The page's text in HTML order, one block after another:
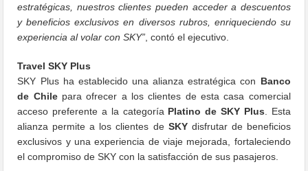
estratégicas, nuestros clientes pueden acceder a descuentos
y beneficios exclusivos en diversos rubros, enriqueciendo su
experiencia al volar con SKY” , contó el ejecutivo.
Travel SKY Plus
SKY Plus ha establecido una alianza estratégica con Banco
de Chilepara ofrecer a los clientes de esta casa comercial
acceso preferente a la categoría Platino de SKY Plus . Esta
alianza permite a los clientes de SKYdisfrutar de beneficios
exclusivos y una experiencia de viaje mejorada, fortaleciendo
el compromiso de SKY con la satisfacción de sus pasajeros.